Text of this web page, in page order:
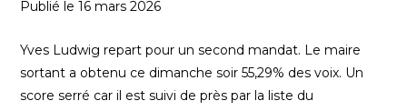
Publié le 16 mars 2026
Yves Ludwig repart pour un second mandat. Le maire
sortant a obtenu ce dimanche soir 55,29% des voix. Un
score serré car il est suivi de près par la liste du